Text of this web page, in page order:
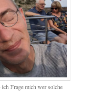
Frage mich wer solche